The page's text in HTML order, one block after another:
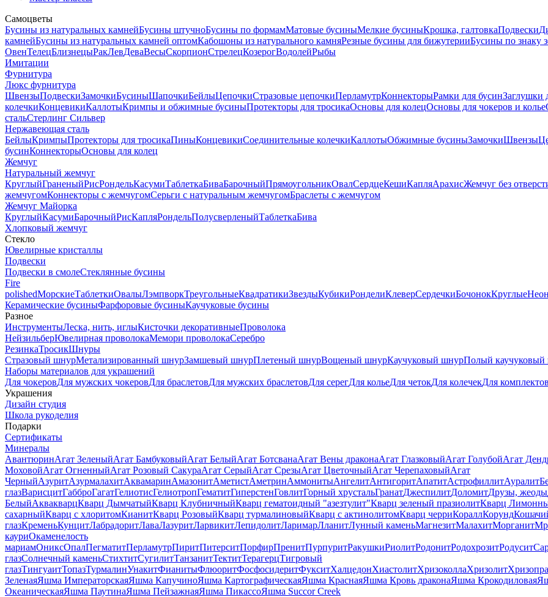
Самоцветы
Бусины из натуральных камнейБусины штучноБусины по формамМатовые бусиныМелкие бусиныКрошка, галтовкаПодвески
камнейБусины из натуральных камней оптомКабошоны из натурального камняРезные бусины для бижутерииБусины по знаку
ОвенТелецБлизнецыРакЛевДеваВесыСкорпионСтрелецКозерогВодолейРыбы
Имитации
Фурнитура
Люкс фурнитура
ШвензыПодвескиЗамочкиБусиныШапочкиБейлыЦепочкиСтразовые цепочкиПерламутрКоннекторыРамки для бусинЗаглушки
колечкиКонцевикиКаллотыКримпы и обжимные бусиныПротекторы для тросикаОсновы для колецОсновы для чокеров и колье
стальСтерлинг Сильвер
Нержавеющая сталь
БейлыКримпыПротекторы для тросикаПиныКонцевикиСоединительные колечкиКаллотыОбжимные бусиныЗамочкиШвензы
бусинКоннекторыОсновы для колец
Жемчуг
Натуральный жемчуг
КруглыйГраненыйРисРондельКасумиТаблеткаБиваБарочныйПрямоугольникОвалСердцеКешиКапляАрахисЖемчуг без
жемчугомКоннекторы с жемчугомСерьги с натуральным жемчугомБраслеты с жемчугом
Жемчуг Майорка
КруглыйКасумиБарочныйРисКапляРондельПолусверленыйТаблеткаБива
Хлопковый жемчуг
Стекло
Ювелирные кристаллы
Подвески
Подвески в смолеСтеклянные бусины
Fire
polishedМорскиеТаблеткиОвалыЛэмпворкТреугольныеКвадратикиЗвездыКубикиРонделиКлеверСердечкиБочонокКруглые
Керамические бусиныФарфоровые бусиныКаучуковые бусины
Разное
ИнструментыЛеска, нить, иглыКисточки декоративныеПроволока
НейзильберЮвелирная проволокаМемори проволокаСеребро
РезинкаТросикШнуры
Стразовый шнурМетализированный шнурЗамшевый шнурПлетеный шнурВощеный шнурКаучуковый шнурПолый
Наборы материалов для украшений
Для чокеровДля мужских чокеровДля браслетовДля мужских браслетовДля серегДля кольеДля четокДля колечекДля
Украшения
Дизайн студия
Школа рукоделия
Подарки
Сертификаты
Минералы
АвантюринАгат ЗеленыйАгат БамбуковыйАгат БелыйАгат БотсванаАгат Вены драконаАгат ГлазковыйАгат ГолубойАгат
МоховойАгат ОгненныйАгат Розовый СакураАгат СерыйАгат СрезыАгат ЦветочныйАгат ЧерепаховыйАгат
ЧерныйАзуритАзурмалахитАквамаринАмазонитАметистАметринАммонитыАнгелитАнтигоритАпатитАстрофиллитАуралит
глазВарисцитГабброГагатГелиотисГелиотропГематитГиперстенГовлитГорный хрустальГранатДжеспилитДоломитДрузы, жеоды
БелыйАквакварцКварц ДымчатыйКварц КлубничныйКварц гематоидный "азезтулит"Кварц зеленый празиолитКварц
сахарныйКварц с хлоритомКианитКварц РозовыйКварц турмалиновыйКварц с актинолитомКварц черриКораллКорунд
глазКременьКунцитЛабрадоритЛаваЛазуритЛарвикитЛепидолитЛаримарЛланитЛунный каменьМагнезитМалахитМорганит
кауриОкаменелость
мариамОниксОпалПегматитПерламутрПиритПитерситПорфирПренитПурпуритРакушкиРиолитРодонитРодохрозитРодусит
глазСолнечный каменьСтихтитСугилитТанзанитТектитТерагерцТигровый
глазТингуаитТопазТурмалинУнакитФианитыФлюоритФосфосидеритФукситХалцедонХиастолитХризоколлаХризолит
ЗеленаяЯшма ИмператорскаяЯшма КапучиноЯшма КартографическаяЯшма КраснаяЯшма Кровь драконаЯшма Крокодиловая
ОкеаническаяЯшма ПаутинаЯшма ПейзажнаяЯшма ПикассоЯшма Succor Creek